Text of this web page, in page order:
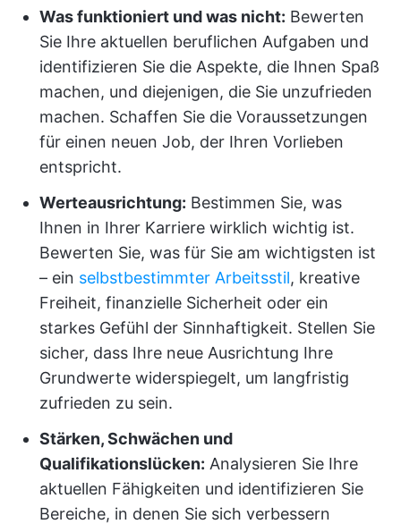
Was funktioniert und was nicht: Bewerten
Sie Ihre aktuellen beruflichen Aufgaben und
identifizieren Sie die Aspekte, die Ihnen Spaß
machen, und diejenigen, die Sie unzufrieden
machen. Schaffen Sie die Voraussetzungen
für einen neuen Job, der Ihren Vorlieben
entspricht.
Werteausrichtung: Bestimmen Sie, was
Ihnen in Ihrer Karriere wirklich wichtig ist.
Bewerten Sie, was für Sie am wichtigsten ist
– ein selbstbestimmter Arbeitsstil, kreative
Freiheit, finanzielle Sicherheit oder ein
starkes Gefühl der Sinnhaftigkeit. Stellen Sie
sicher, dass Ihre neue Ausrichtung Ihre
Grundwerte widerspiegelt, um langfristig
zufrieden zu sein.
Stärken, Schwächen und
Qualifikationslücken: Analysieren Sie Ihre
aktuellen Fähigkeiten und identifizieren Sie
Bereiche, in denen Sie sich verbessern